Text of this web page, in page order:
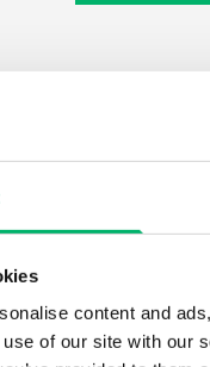
content and
of our site with our
Un